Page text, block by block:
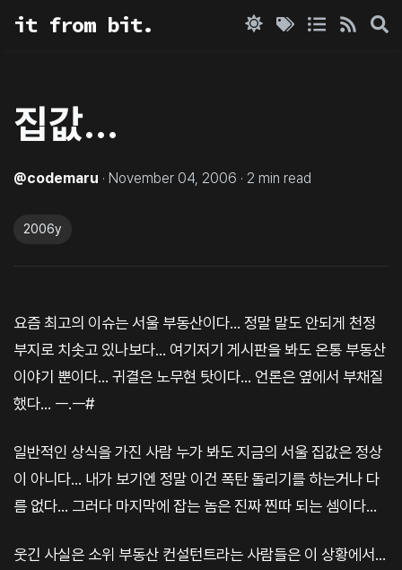
it from bit.
집값...
@codemaru · November 04, 2006 · 2 min read
2006y
요즘 최고의 이슈는 서울 부동산이다... 정말 말도 안되게 천정
부지로 치솟고 있나보다... 여기저기 게시판을 봐도 온통 부동산
이야기 뿐이다... 귀결은 노무현 탓이다... 언론은 옆에서 부채질
했다... ㅡ.ㅡ#
일반적인 상식을 가진 사람 누가 봐도 지금의 서울 집값은 정상
이 아니다... 내가 보기엔 정말 이건 폭탄 돌리기를 하는거나 다
름 없다... 그러다 마지막에 잡는 놈은 진짜 찐따 되는 셈이다...
웃긴 사실은 소위 부동산 컨설턴트라는 사람들은 이 상황에서...